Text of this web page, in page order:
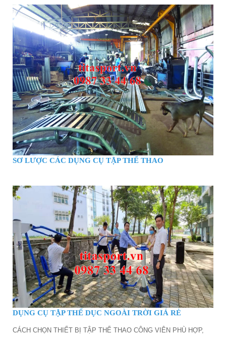
SƠ LƯỢC CÁC DỤNG CỤ TẬP THỂ THAO
DỤNG CỤ TẬP THỂ DỤC NGOÀI TRỜI GIÁ RẺ
CÁCH CHỌN THIẾT BỊ TẬP THỂ THAO CÔNG VIÊN PHÙ HỢP,